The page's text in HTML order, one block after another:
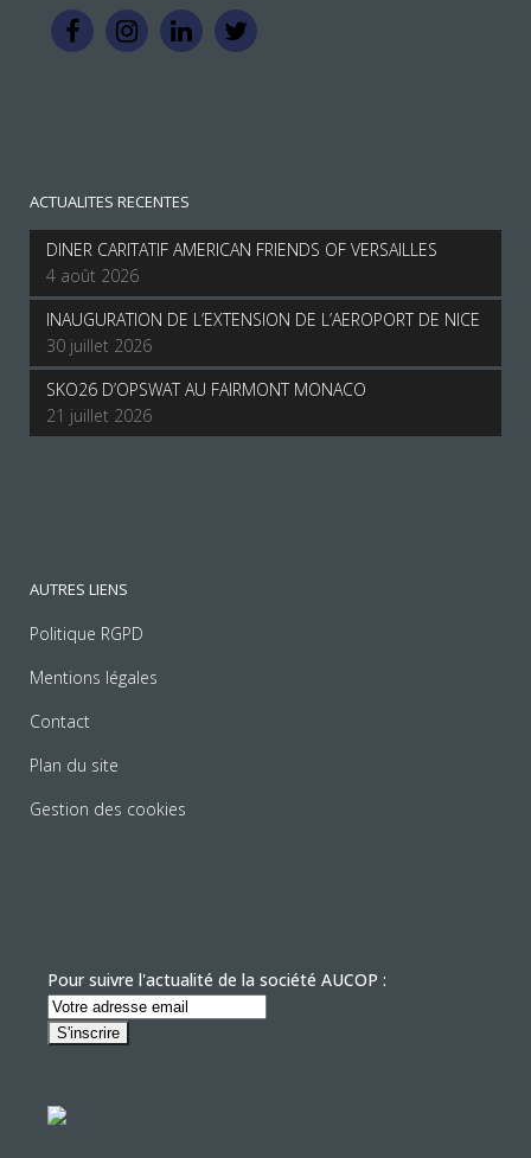
ACTUALITES RECENTES
DINER CARITATIF AMERICAN FRIENDS OF VERSAILLES
4 août 2026
INAUGURATION DE L’EXTENSION DE L’AEROPORT DE NICE
30 juillet 2026
SKO26 D’OPSWAT AU FAIRMONT MONACO
21 juillet 2026
AUTRES LIENS
Politique RGPD
Mentions légales
Contact
Plan du site
Gestion des cookies
Pour suivre l'actualité de la société AUCOP :